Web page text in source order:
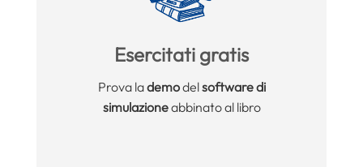
Esercitati gratis
Prova lademodelsoftware di
simulazioneabbinato al libro